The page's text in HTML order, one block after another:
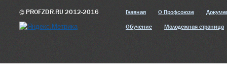
© PROFZDR.RU 2012-2016 Главная О Профсоюзе
Обучение Молодежная страница